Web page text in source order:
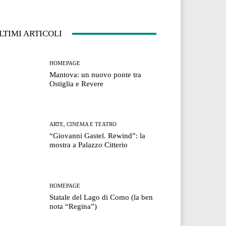
ARTICOLI
HOMEPAGE
Mantova: un nuovo ponte tra
Ostiglia e Revere
ARTE, CINEMA E TEATRO
“Giovanni Gastel. Rewind”: la
mostra a Palazzo Citterio
HOMEPAGE
Statale del Lago di Como (la ben
nota “Regina”)